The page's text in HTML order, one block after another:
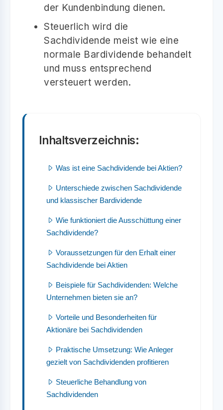
der Kundenbindung dienen.
Steuerlich wird die
Sachdividende meist wie eine
normale Bardividende behandelt
und muss entsprechend
versteuert werden.
Inhaltsverzeichnis:
Was ist eine Sachdividende bei Aktien?
Unterschiede zwischen Sachdividende
und klassischer Bardividende
Wie funktioniert die Ausschüttung einer
Sachdividende?
Voraussetzungen für den Erhalt einer
Sachdividende bei Aktien
Beispiele für Sachdividenden: Welche
Unternehmen bieten sie an?
Vorteile und Besonderheiten für
Aktionäre bei Sachdividenden
Praktische Umsetzung: Wie Anleger
gezielt von Sachdividenden profitieren
Steuerliche Behandlung von
Sachdividenden